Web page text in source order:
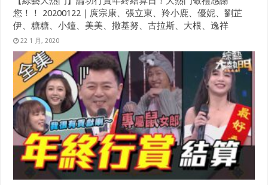
您！！ 20200122｜庹宗康、張立東、羚小鹿、優妮、劉芷
伊、糖糖、小鐘、美美、撒基努、古拉斯、大根、逸祥
22 1 月, 2020